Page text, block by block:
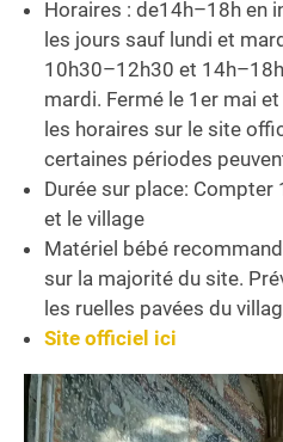
Horaires : de14h–18h en
les jours sauf lundi et
10h30–12h30 et
mardi. Fermé le 1er mai
les horaires sur le site
certaines périodes
Durée sur place:
et le village
Matériel bébé
sur la majorité du site.
les ruelles pavées du
Site officiel ici